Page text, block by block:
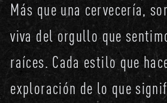
Más que una cervecería,
viva del orgullo que
raíces. Cada estilo que
exploración de lo que